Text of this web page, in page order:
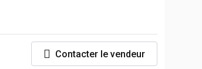
Contacter le vendeur